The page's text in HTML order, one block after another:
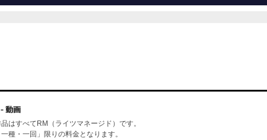
はすべてRM（ライツマネージド）です。
種・一回」限りの料金となります。